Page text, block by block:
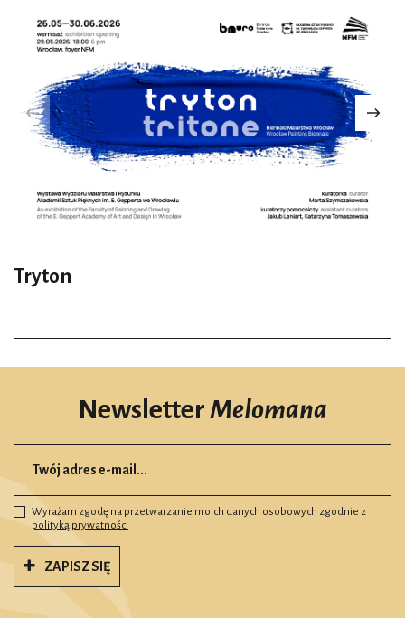
Tryton
NewsletterMelomana
Wyrażam zgodę na przetwarzanie moich danych osobowych zgodnie z
polityką prywatności
ZAPISZ SIĘ